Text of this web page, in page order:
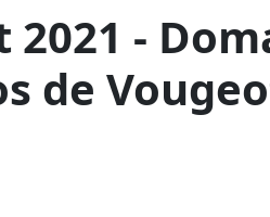
2021 -
de